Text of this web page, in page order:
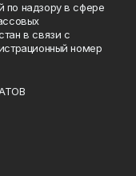
по надзору в сфере
в связи с
номер